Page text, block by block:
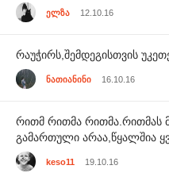
ელზა 12.10.16
რაუჭირს,შემდეგისთვის
ნათიანინი 16.10.16
რითმ რითმა რითმა.რითმას
გამართული არაა,წყალშია
keso11 19.10.16